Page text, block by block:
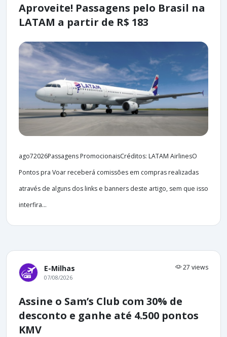
Aproveite! Passagens pelo Brasil na
LATAM a partir de R$ 183
ago72026Passagens PromocionaisCréditos: LATAM AirlinesO
Pontos pra Voar receberá comissões em compras realizadas
através de alguns dos links e banners deste artigo, sem que isso
interfira...
E-Milhas 27 views
07/08/2026
Assine o Sam’s Club com 30% de
desconto e ganhe até 4.500 pontos
KMV